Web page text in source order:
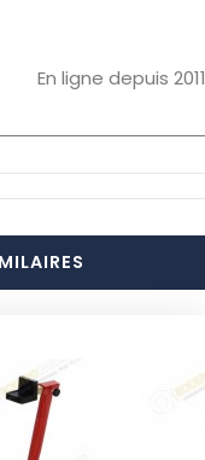
En ligne depuis 2011